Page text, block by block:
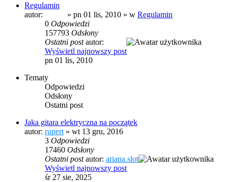
Regulamin
autor:
» pn 01 lis, 2010 » w Regulamin
0 Odpowiedzi
157793 Odsłony
Ostatni postautor:
Wyświetl najnowszy post
pn 01 lis, 2010
Tematy
Odpowiedzi
Odsłony
Ostatni post
Jaka gitara elektryczna na początek
autor: rupert » wt 13 gru, 2016
3 Odpowiedzi
17460 Odsłony
Ostatni postautor: ariana.slot
Wyświetl najnowszy post
śr 27 sie, 2025